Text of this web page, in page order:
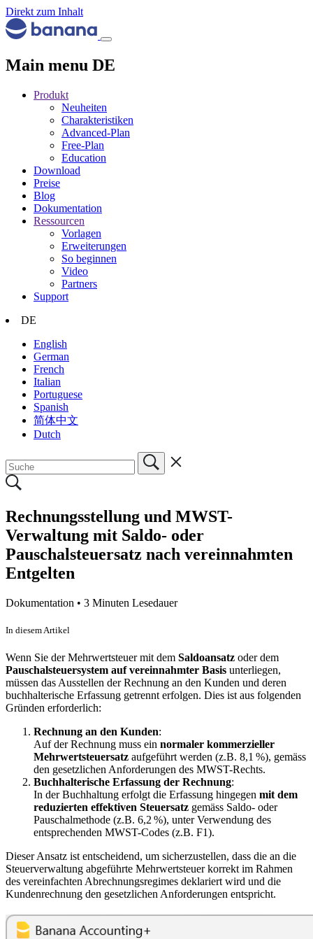
Direkt zum Inhalt
Main menu DE
Produkt
Neuheiten
Charakteristiken
Advanced-Plan
Free-Plan
Education
Download
Preise
Blog
Dokumentation
Ressourcen
Vorlagen
Erweiterungen
So beginnen
Video
Partners
Support
DE
English
German
French
Italian
Portuguese
Spanish
简体中文
Dutch
Rechnungsstellung und MWST-
Verwaltung mit Saldo- oder
Pauschalsteuersatz nach vereinnahmten
Entgelten
Dokumentation • 3 Minuten Lesedauer
In diesem Artikel
Wenn Sie der Mehrwertsteuer mit dem Saldoansatz oder dem
Pauschalsteuersystem auf vereinnahmter Basis unterliegen,
müssen das Ausstellen der Rechnung an den Kunden und deren
buchhalterische Erfassung getrennt erfolgen. Dies ist aus folgenden
Gründen erforderlich:
Rechnung an den Kunden:
Auf der Rechnung muss ein normaler kommerzieller
Mehrwertsteuersatz aufgeführt werden (z.B. 8,1 %), gemäss
den gesetzlichen Anforderungen des MWST-Rechts.
Buchhalterische Erfassung der Rechnung:
In der Buchhaltung erfolgt die Erfassung hingegen mit dem
reduzierten effektiven Steuersatz gemäss Saldo- oder
Pauschalmethode (z.B. 6,2 %), unter Verwendung des
entsprechenden MWST-Codes (z.B. F1).
Dieser Ansatz ist entscheidend, um sicherzustellen, dass die an die
Steuerverwaltung abgeführte Mehrwertsteuer korrekt im Rahmen
des vereinfachten Abrechnungsregimes deklariert wird und die
Kundenrechnung den gesetzlichen Anforderungen entspricht.